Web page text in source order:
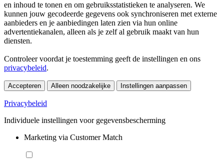
en inhoud te tonen en om gebruiksstatistieken te analyseren. We
kunnen jouw gecodeerde gegevens ook synchroniseren met externe
aanbieders en je aanbiedingen laten zien via hun online
advertentiekanalen, alleen als je zelf al gebruik maakt van hun
diensten.
Controleer voordat je toestemming geeft de instellingen en ons
privacybeleid.
Accepteren Alleen noodzakelijke Instellingen aanpassen
Privacybeleid
Individuele instellingen voor gegevensbescherming
Marketing via Customer Match